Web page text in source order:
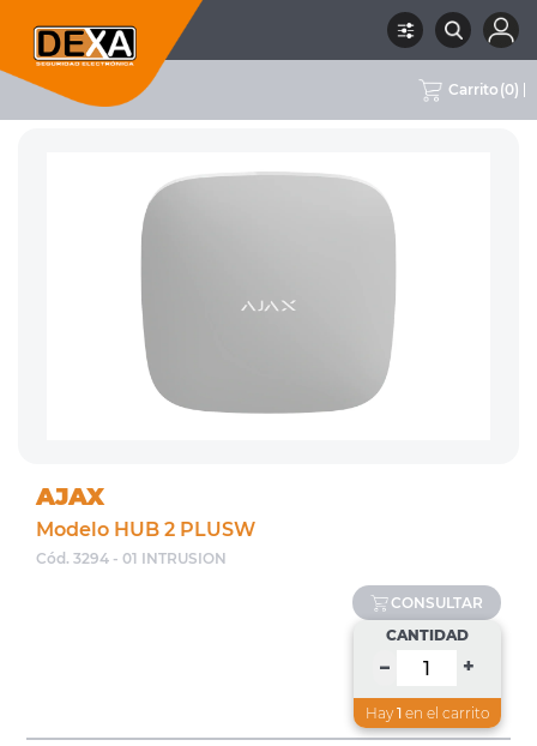
Carrito (0)
RUBRO 01 INTRUSION MARCA AJAX
AJAX
Modelo HUB 2 PLUSW
Cód. 3294 - 01 INTRUSION
CONSULTAR
CANTIDAD
– +
Hay 1en el carrito